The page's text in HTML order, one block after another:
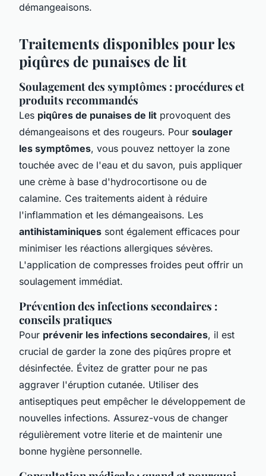
démangeaisons.
Traitements disponibles pour les
piqûres de punaises de lit
Soulagement des symptômes : procédures et
produits recommandés
Les piqûres de punaises de lit provoquent des
démangeaisons et des rougeurs. Pour soulager
les symptômes, vous pouvez nettoyer la zone
touchée avec de l'eau et du savon, puis appliquer
une crème à base d'hydrocortisone ou de
calamine. Ces traitements aident à réduire
l'inflammation et les démangeaisons. Les
antihistaminiques sont également efficaces pour
minimiser les réactions allergiques sévères.
L'application de compresses froides peut offrir un
soulagement immédiat.
Prévention des infections secondaires :
conseils pratiques
Pour prévenir les infections secondaires, il est
crucial de garder la zone des piqûres propre et
désinfectée. Évitez de gratter pour ne pas
aggraver l'éruption cutanée. Utiliser des
antiseptiques peut empêcher le développement de
nouvelles infections. Assurez-vous de changer
régulièrement votre literie et de maintenir une
bonne hygiène personnelle.